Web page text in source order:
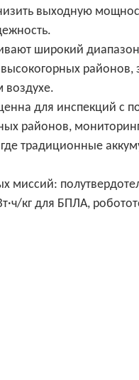
выходную
широкий диапазон
районов,
для инспекций с
районов,
традиционные